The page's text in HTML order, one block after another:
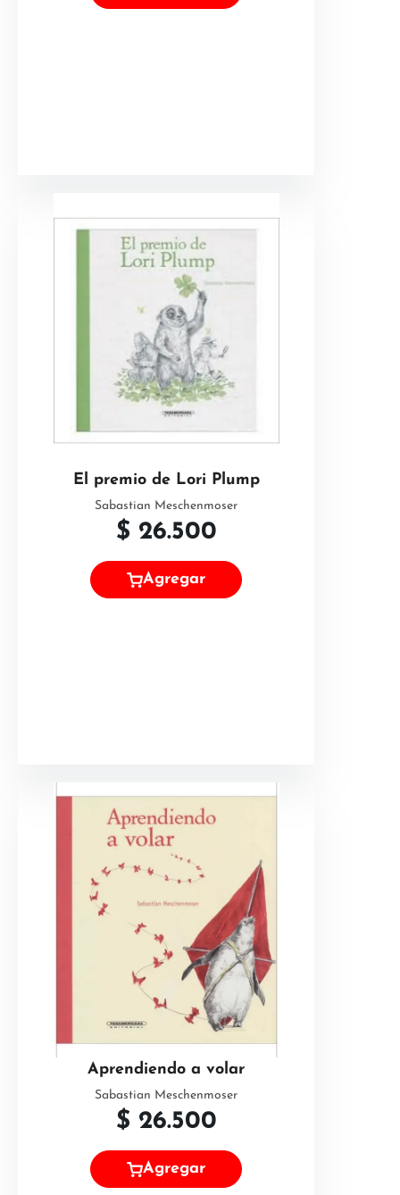
El premio de Lori Plump
Sabastian Meschenmoser
$ 26.500
Agregar
Aprendiendo a volar
Sabastian Meschenmoser
$ 26.500
Agregar